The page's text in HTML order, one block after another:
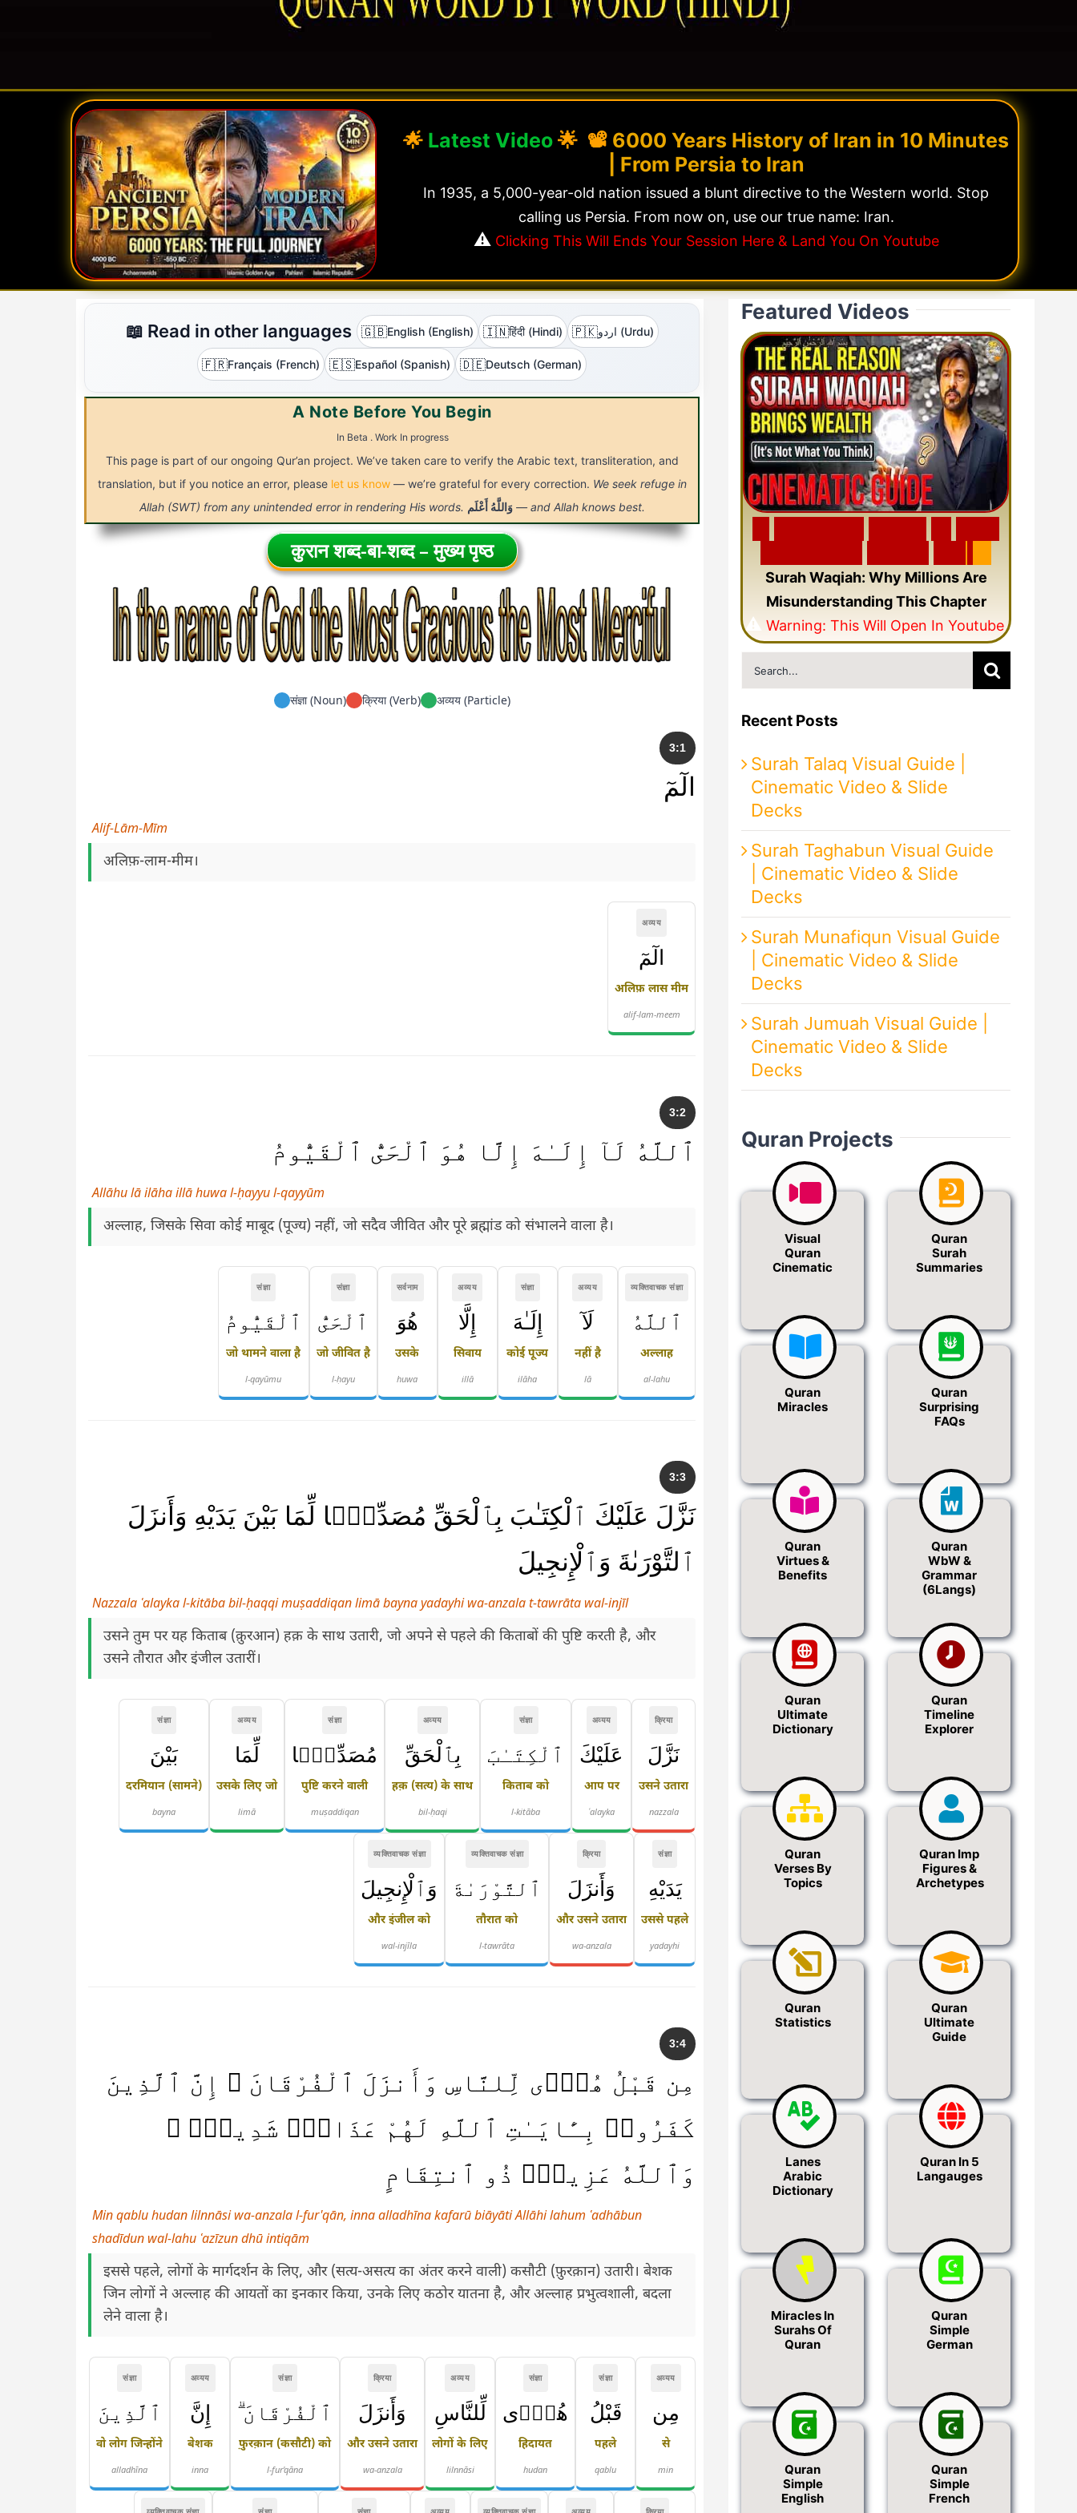
🌟 Latest Video🌟 📽️ 6000 Years History of Iran in 10 Minutes
| From Persia to Iran
In 1935, a 5,000-year-old nation issued a blunt directive to the Western world. Stop
calling us Persia. From now on, use our true name: Iran.
⚠️ Clicking This Will Ends Your Session Here & Land You On Youtube
📖 Read in other languages 🇬🇧English (English) 🇮🇳हिंदी (Hindi) 🇵🇰 اردو (Urdu)
🇫🇷Français (French) 🇪🇸Español (Spanish) 🇩🇪Deutsch (German)
A Note Before You Begin
In Beta . Work In progress
This page is part of our ongoing Qur’an project. We’ve taken care to verify the Arabic text, transliteration, and
translation, but if you notice an error, please let us know — we’re grateful for every correction. We seek refuge in
Allah (SWT) from any unintended error in rendering His words.
وَاللَّهُ أَعْلَم — and Allah knows best.
कुरान शब्द-बा-शब्द – मुख्य पृष्ठ
संज्ञा (Noun) क्रिया (Verb) अव्यय (Particle)
3:1
الٓمٓ
Alif-Lām-Mīm
अलिफ़-लाम-मीम।
अव्यय
الٓمٓ
अलिफ़ लास मीम
alif-lam-meem
3:2
ٱللَّهُ لَآ إِلَـٰهَ إِلَّا هُوَ ٱلْحَىُّ ٱلْقَيُّومُ
Allāhu lā ilāha illā huwa l-ḥayyu l-qayyūm
अल्लाह, जिसके सिवा कोई माबूद (पूज्य) नहीं, जो सदैव जीवित और पूरे ब्रह्मांड को संभालने वाला है।
व्यक्तिवाचक संज्ञा
ٱللَّهُ
अल्लाह
al-lahu
अव्यय
لَآ
नहीं है
lā
संज्ञा
إِلَـٰهَ
कोई पूज्य
ilāha
अव्यय
إِلَّا
सिवाय
illā
सर्वनाम
هُوَ
उसके
huwa
संज्ञा
ٱلْحَىُّ
जो जीवित है
l-ḥayu
संज्ञा
ٱلْقَيُّومُ
जो थामने वाला है
l-qayūmu
3:3
نَزَّلَ عَلَيْكَ ٱلْكِتَـٰبَ بِٱلْحَقِّ مُصَدِّقًۭا لِّمَا بَيْنَ يَدَيْهِ وَأَنزَلَ
ٱلتَّوْرَىٰةَ وَٱلْإِنجِيلَ
Nazzala ʿalayka l-kitāba bil-ḥaqqi muṣaddiqan limā bayna yadayhi wa-anzala t-tawrāta wal-injīl
उसने तुम पर यह किताब (क़ुरआन) हक़ के साथ उतारी, जो अपने से पहले की किताबों की पुष्टि करती है, और
उसने तौरात और इंजील उतारीं।
क्रिया
نَزَّلَ
उसने उतारा
nazzala
अव्यय
عَلَيْكَ
आप पर
ʿalayka
संज्ञा
ٱلْكِتَـٰبَ
किताब को
l-kitāba
अव्यय
بِٱلْحَقِّ
हक़ (सत्य) के साथ
bil-ḥaqi
संज्ञा
مُصَدِّقًۭا
पुष्टि करने वाली
muṣaddiqan
अव्यय
لِّمَا
उसके लिए जो
limā
संज्ञा
بَيْنَ
दरमियान (सामने)
bayna
संज्ञा
يَدَيْهِ
उससे पहले
yadayhi
क्रिया
وَأَنزَلَ
और उसने उतारा
wa-anzala
व्यक्तिवाचक संज्ञा
ٱلتَّوْرَىٰةَ
तौरात को
l-tawrāta
व्यक्तिवाचक संज्ञा
وَٱلْإِنجِيلَ
और इंजील को
wal-injīla
3:4
مِن قَبْلُ هُدًۭى لِّلنَّاسِ وَأَنزَلَ ٱلْفُرْقَانَ ۗ إِنَّ ٱلَّذِينَ
كَفَرُوا۟ بِـَٔايَـٰتِ ٱللَّهِ لَهُمْ عَذَابٌۭ شَدِيدٌۭ ۗ
وَٱللَّهُ عَزِيزٌۭ ذُو ٱنتِقَامٍ
Min qablu hudan lilnnāsi wa-anzala l-fur'qān, inna alladhīna kafarū biāyāti Allāhi lahum ʿadhābun
shadīdun wal-lahu ʿazīzun dhū intiqām
इससे पहले, लोगों के मार्गदर्शन के लिए, और (सत्य-असत्य का अंतर करने वाली) कसौटी (फ़ुरक़ान) उतारी। बेशक
जिन लोगों ने अल्लाह की आयतों का इनकार किया, उनके लिए कठोर यातना है, और अल्लाह प्रभुत्वशाली, बदला
लेने वाला है।
अव्यय
مِن
से
min
संज्ञा
قَبْلُ
पहले
qablu
संज्ञा
هُدًۭى
हिदायत
hudan
अव्यय
لِّلنَّاسِ
लोगों के लिए
lilnnāsi
क्रिया
وَأَنزَلَ
और उसने उतारा
wa-anzala
संज्ञा
ٱلْفُرْقَانَ ۗ
फ़ुरक़ान (कसौटी) को
l-fur'qāna
अव्यय
إِنَّ
बेशक
inna
संज्ञा
ٱلَّذِينَ
वो लोग जिन्होंने
alladhīna
Featured Videos
Surah Waqiah: Why Millions Are
Misunderstanding This Chapter
⚠️ Warning: This Will Open In Youtube
Search
for:
Recent Posts
Surah Talaq Visual Guide |
Cinematic Video & Slide
Decks
Surah Taghabun Visual Guide
| Cinematic Video & Slide
Decks
Surah Munafiqun Visual Guide
| Cinematic Video & Slide
Decks
Surah Jumuah Visual Guide |
Cinematic Video & Slide
Decks
Quran Projects
Visual
Quran
Cinematic
Quran
Surah
Summaries
Quran
Miracles
Quran
Surprising
FAQs
Quran
Virtues &
Benefits
Quran
WbW &
Grammar
(6Langs)
Quran
Ultimate
Dictionary
Quran
Timeline
Explorer
Quran
Verses By
Topics
Quran Imp
Figures &
Archetypes
Quran
Statistics
Quran
Ultimate
Guide
Lanes
Arabic
Dictionary
Quran In 5
Langauges
Miracles In
Surahs Of
Quran
Quran
Simple
German
Quran
Simple
English
Quran
Simple
French